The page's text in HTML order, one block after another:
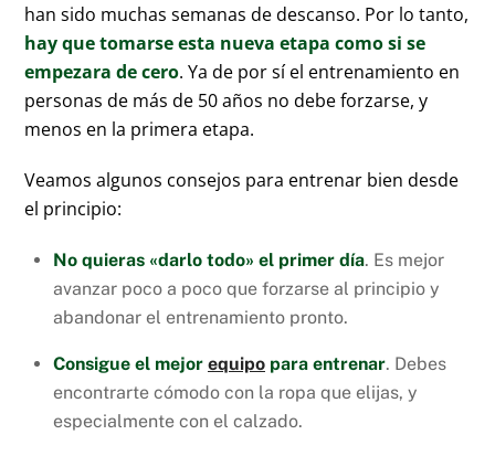
han sido muchas semanas de descanso. Por lo tanto,
hay que tomarse esta nueva etapa como si se
empezara de cero. Ya de por sí el entrenamiento en
personas de más de 50 años no debe forzarse, y
menos en la primera etapa.
Veamos algunos consejos para entrenar bien desde
el principio:
No quieras «darlo todo» el primer día. Es mejor
avanzar poco a poco que forzarse al principio y
abandonar el entrenamiento pronto.
Consigue el mejor equipo para entrenar. Debes
encontrarte cómodo con la ropa que elijas, y
especialmente con el calzado.